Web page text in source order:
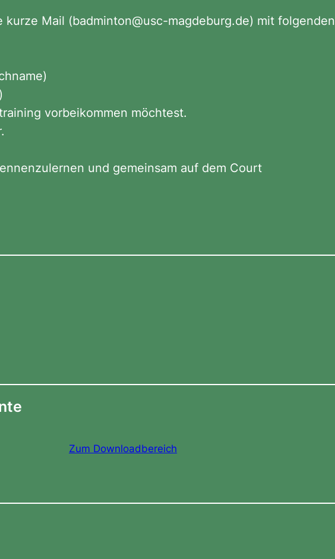
kurze Mail (badminton@usc-magdeburg.de) mit folgenden
vorbeikommen möchtest.
und gemeinsam auf dem Court
Zum Downloadbereich